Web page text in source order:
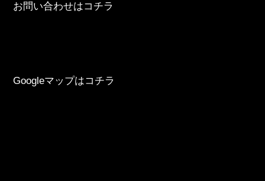
お問い合わせはコチラ
Googleマップはコチラ